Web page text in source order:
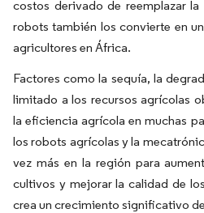
costos derivado de reemplazar
robots también los convierte en
agricultores en África.
Factores como la sequía, la
limitado a los recursos agrícolas
la eficiencia agrícola en muchas
los robots agrícolas y la
vez más en la región para
cultivos y mejorar la calidad de
crea un crecimiento significativo